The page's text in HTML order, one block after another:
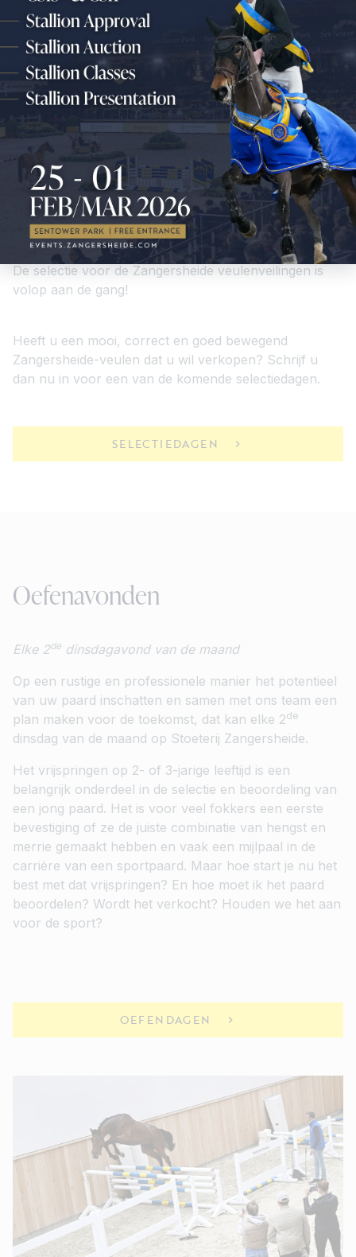
Selectiedagen
De selectie voor de Zangersheide veulenveilingen is
volop aan de gang!
Heeft u een mooi, correct en goed bewegend
Zangersheide-veulen dat u wil verkopen? Schrijf u
dan nu in voor een van de komende selectiedagen.
SELECTIEDAGEN
Oefenavonden
Elke 2de dinsdagavond van de maand
Op een rustige en professionele manier het potentieel
van uw paard inschatten en samen met ons team een
plan maken voor de toekomst, dat kan elke 2de
dinsdag van de maand op Stoeterij Zangersheide.
Het vrijspringen op 2- of 3-jarige leeftijd is een
belangrijk onderdeel in de selectie en beoordeling van
een jong paard. Het is voor veel fokkers een eerste
bevestiging of ze de juiste combinatie van hengst en
merrie gemaakt hebben en vaak een mijlpaal in de
carrière van een sportpaard. Maar hoe start je nu het
best met dat vrijspringen? En hoe moet ik het paard
beoordelen? Wordt het verkocht? Houden we het aan
voor de sport?
OEFENDAGEN